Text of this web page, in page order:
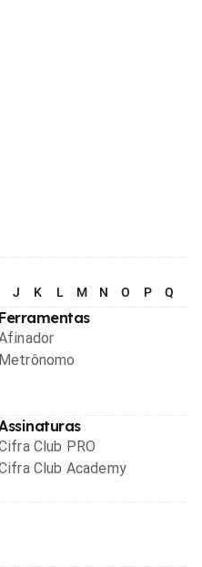
J K L M N O P Q
Ferramentas
Metrônomo
Club PRO
Club Academy